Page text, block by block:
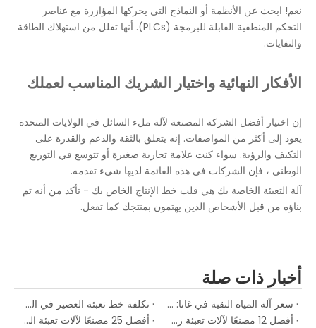
نعم! ابحث عن الأنظمة أو النماذج التي يحركها المؤازرة مع عناصر
التحكم المنطقية القابلة للبرمجة (PLCs). أنها تقلل من استهلاك الطاقة
والنفايات.
الأفكار النهائية واختيار الشريك المناسب لعملك
إن اختيار أفضل الشركة المصنعة لآلة ملء السائل في الولايات المتحدة
يعود إلى أكثر من المواصفات. إنه يتعلق بالثقة والدعم والقدرة على
التكيف والرؤية. سواء كنت علامة تجارية صغيرة أو تتوسع في التوزيع
الوطني ، فإن الشركات في هذه القائمة لديها شيء تقدمه.
آلة التعبئة الخاصة بك هي قلب خط الإنتاج الخاص بك - تأكد من أنه تم
بناؤه من قبل الأشخاص الذين يهتمون بمنتجك كما تفعل.
أخبار ذات صلة
تكلفة خط تعبئة العصير في المملكة العربية السعودية: دليل الاستثمار الكامل لمصانع المشروبات لعام 2026
سعر آلة المياه النقية في غانا: دليل الاستثمار الكامل لعام 2026
أفضل 25 مصنعًا لآلات تعبئة المياه في جميع أنحاء العالم في عام 2026
أفضل 12 مصنعًا لآلات تعبئة زجاجات المياه في جنوب إفريقيا لعام 2026